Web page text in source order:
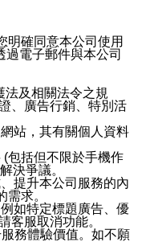
明確同意本公司使用
電子郵件與本公司
及相關法令之規
、廣告行銷、特別活
站，其有關個人資料
包括但不限於手機作
決爭議。
提升本公司服務的內
求。
如特定標題廣告、優
客服取消功能。
務體驗價值。如不願